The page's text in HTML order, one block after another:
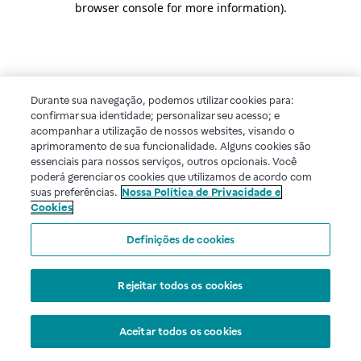
browser console for more information).
Durante sua navegação, podemos utilizar cookies para:
confirmar sua identidade; personalizar seu acesso; e
acompanhar a utilização de nossos websites, visando o
aprimoramento de sua funcionalidade. Alguns cookies são
essenciais para nossos serviços, outros opcionais. Você
poderá gerenciar os cookies que utilizamos de acordo com
suas preferências. Nossa Política de Privacidade e
Cookies
Definições de cookies
Rejeitar todos os cookies
Aceitar todos os cookies